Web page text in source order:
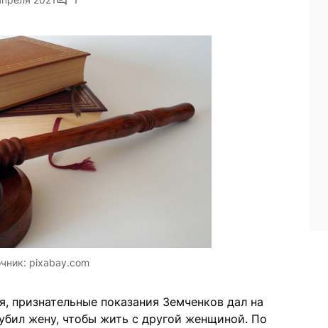
pixabay.com
признательные показания Земченков дал на
жену, чтобы жить с другой женщиной. По